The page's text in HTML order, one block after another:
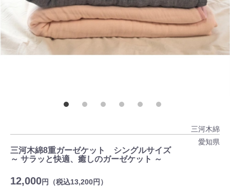
三河木綿
愛知県
三河木綿8重ガーゼケット シングルサイズ
～ サラッと快適、癒しのガーゼケット ～
12,000円（税込13,200円）